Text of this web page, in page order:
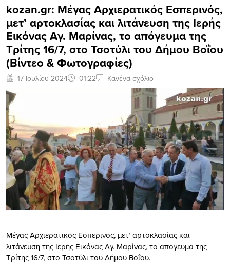
kozan.gr: Μέγας Αρχιερατικός Εσπερινός,
μετ’ αρτοκλασίας και λιτάνευση της Ιερής
Εικόνας Aγ. Μαρίνας, το απόγευμα της
Τρίτης 16/7, στο Τσοτύλι του Δήμου Βοΐου
(Βίντεο & Φωτογραφίες)
17 Ιουλίου 2024 01:22 Κανένα σχόλιο
Μέγας Αρχιερατικός Εσπερινός, μετ’ αρτοκλασίας και
λιτάνευση της Ιερής Εικόνας Aγ. Μαρίνας, το απόγευμα της
Τρίτης 16/7, στο Τσοτύλι του Δήμου Βοΐου.